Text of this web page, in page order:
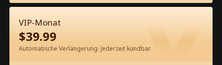
Episode 10 - Liebesfalle mit meinem
VIP-Monat
$39.99
Automatische Verlängerung. Jederzeit kündbar.